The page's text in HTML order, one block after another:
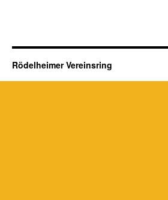
Rödelheimer Vereinsring